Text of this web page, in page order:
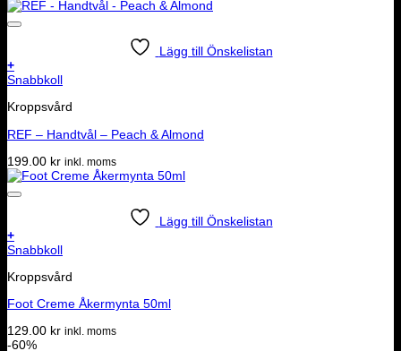
Lägg till Önskelistan
+
Snabbkoll
Kroppsvård
REF – Handtvål – Peach & Almond
199.00 kr inkl. moms
Lägg till Önskelistan
+
Snabbkoll
Kroppsvård
Foot Creme Åkermynta 50ml
129.00 kr inkl. moms
-60%